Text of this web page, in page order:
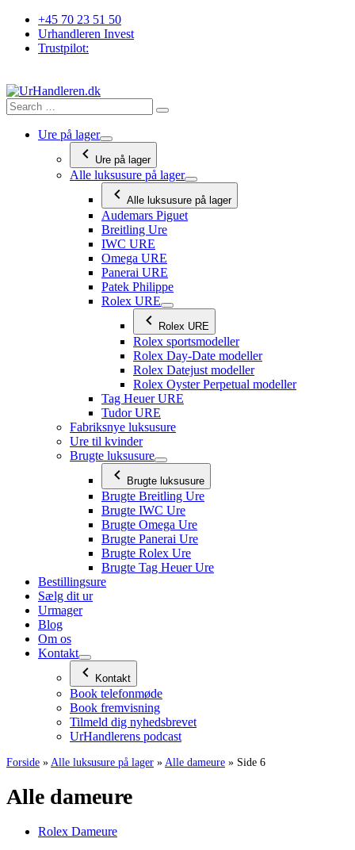
Videre
indhold
+45 70 23 51 50
Urhandleren Invest
Trustpilot:
Ure på lager
Ure på lager
Alle luksusure på lager
Alle luksusure på lager
Audemars Piguet
Breitling Ure
IWC URE
Omega URE
Panerai URE
Patek Philippe
Rolex URE
Rolex URE
Rolex sportsmodeller
Rolex Day-Date modeller
Rolex Datejust modeller
Rolex Oyster Perpetual modeller
Tag Heuer URE
Tudor URE
Fabriksnye luksusure
Ure til kvinder
Brugte luksusure
Brugte luksusure
Brugte Breitling Ure
Brugte IWC Ure
Brugte Omega Ure
Brugte Panerai Ure
Brugte Rolex Ure
Brugte Tag Heuer Ure
Bestillingsure
Sælg dit ur
Urmager
Blog
Om os
Kontakt
Kontakt
Book telefonmøde
Book fremvisning
Tilmeld dig nyhedsbrevet
UrHandlerens podcast
Forside » Alle luksusure på lager » Alle dameure » Side 6
Alle dameure
Rolex Dameure